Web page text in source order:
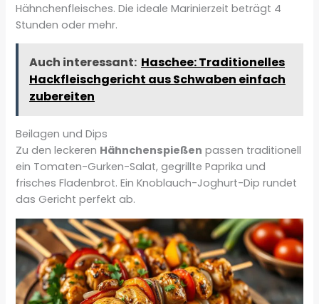
Hähnchenfleisches. Die ideale Marinierzeit beträgt 4
Stunden oder mehr.
Auch interessant: Haschee: Traditionelles
Hackfleischgericht aus Schwaben einfach
zubereiten
Beilagen und Dips
Zu den leckeren Hähnchenspießen passen traditionell
ein Tomaten-Gurken-Salat, gegrillte Paprika und
frisches Fladenbrot. Ein Knoblauch-Joghurt-Dip rundet
das Gericht perfekt ab.